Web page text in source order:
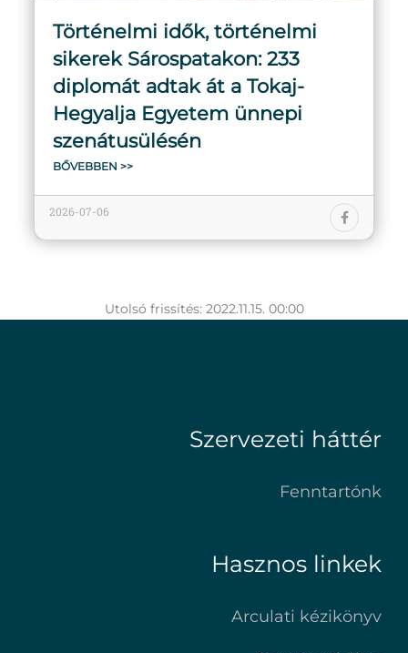
Történelmi idők, történelmi
sikerek Sárospatakon: 233
diplomát adtak át a Tokaj-
Hegyalja Egyetem ünnepi
szenátusülésén
BŐVEBBEN >>
2026-07-06
Utolsó frissítés: 2022.11.15. 00:00
Szervezeti háttér
Fenntartónk
Hasznos linkek
Arculati kézikönyv